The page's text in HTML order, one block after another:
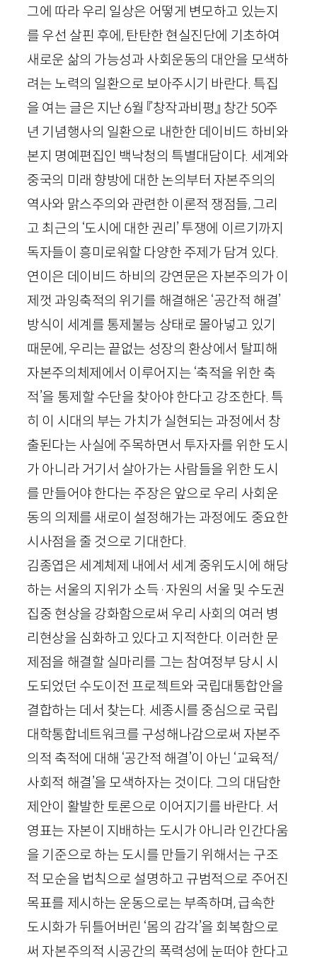
그에 따라 우리 일상은 어떻게 변모하고 있는지
를 우선 살핀 후에, 탄탄한 현실진단에 기초하여
새로운 삶의 가능성과 사회운동의 대안을 모색하
려는 노력의 일환으로 보아주시기 바란다. 특집
을 여는 글은 지난 6월 『창작과비평』 창간 50주
년 기념행사의 일환으로 내한한 데이비드 하비와
본지 명예편집인 백낙청의 특별대담이다. 세계와
중국의 미래 향방에 대한 논의부터 자본주의의
역사와 맑스주의와 관련한 이론적 쟁점들, 그리
고 최근의 ‘도시에 대한 권리’ 투쟁에 이르기까지
독자들이 흥미로워할 다양한 주제가 담겨 있다.
연이은 데이비드 하비의 강연문은 자본주의가 이
제껏 과잉축적의 위기를 해결해온 ‘공간적 해결’
방식이 세계를 통제불능 상태로 몰아넣고 있기
때문에, 우리는 끝없는 성장의 환상에서 탈피해
자본주의체제에서 이루어지는 ‘축적을 위한 축
적’을 통제할 수단을 찾아야 한다고 강조한다. 특
히 이 시대의 부는 가치가 실현되는 과정에서 창
출된다는 사실에 주목하면서 투자자를 위한 도시
가 아니라 거기서 살아가는 사람들을 위한 도시
를 만들어야 한다는 주장은 앞으로 우리 사회운
동의 의제를 새로이 설정해가는 과정에도 중요한
시사점을 줄 것으로 기대한다.
김종엽은 세계체제 내에서 세계 중위도시에 해당
하는 서울의 지위가 소득 ·자원의 서울 및 수도권
집중 현상을 강화함으로써 우리 사회의 여러 병
리현상을 심화하고 있다고 지적한다. 이러한 문
제점을 해결할 실마리를 그는 참여정부 당시 시
도되었던 수도이전 프로젝트와 국립대통합안을
결합하는 데서 찾는다. 세종시를 중심으로 국립
대학통합네트워크를 구성해나감으로써 자본주
의적 축적에 대해 ‘공간적 해결’이 아닌 ‘교육적/
사회적 해결’을 모색하자는 것이다. 그의 대담한
제안이 활발한 토론으로 이어지기를 바란다. 서
영표는 자본이 지배하는 도시가 아니라 인간다움
을 기준으로 하는 도시를 만들기 위해서는 구조
적 모순을 법칙으로 설명하고 규범적으로 주어진
목표를 제시하는 운동으로는 부족하며, 급속한
도시화가 뒤틀어버린 ‘몸의 감각’을 회복함으로
써 자본주의적 시공간의 폭력성에 눈떠야 한다고